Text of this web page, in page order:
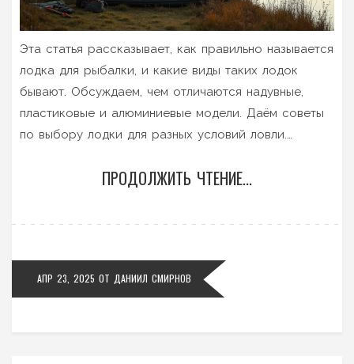
Эта статья рассказывает, как правильно называется
лодка для рыбалки, и какие виды таких лодок
бывают. Обсуждаем, чем отличаются надувные,
пластиковые и алюминиевые модели. Даём советы
по выбору лодки для разных условий ловли.
Содержатся реальные советы и неожиданные
ПРОДОЛЖИТЬ ЧТЕНИЕ...
АПР 23, 2025 ОТ ДАНИИЛ СМИРНОВ